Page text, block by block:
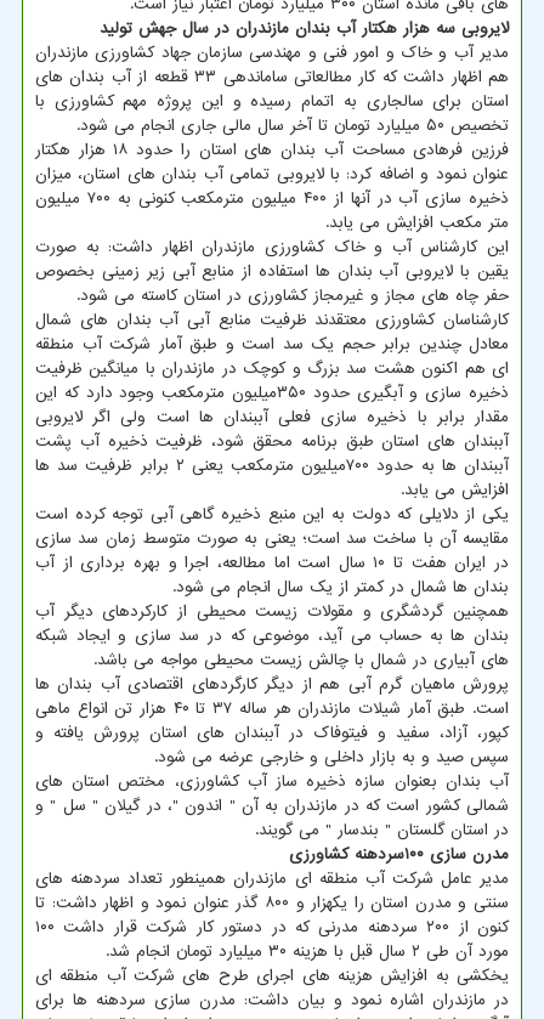
لایروبی سه هزار هکتار آب بندان مازندران در سال جهش تولید
مدیر آب و خاک و امور فنی و مهندسی سازمان جهاد کشاورزی مازندران
هم اظهار داشت که کار مطالعاتی ساماندهی ۳۳ قطعه از آب بندان های
استان برای سالجاری به اتمام رسیده و این پروژه مهم کشاورزی با
تخصیص ۵۰ میلیارد تومان تا آخر سال مالی جاری انجام می شود.
فرزین فرهادی مساحت آب بندان های استان را حدود ۱۸ هزار هکتار
عنوان نمود و اضافه کرد: با لایروبی تمامی آب بندان های استان، میزان
ذخیره سازی آب در آنها از ۴۰۰ میلیون مترمکعب کنونی به ۷۰۰ میلیون
متر مکعب افزایش می یابد.
این کارشناس آب و خاک کشاورزی مازندران اظهار داشت: به صورت
یقین با لایروبی آب بندان ها استفاده از منابع آبی زیر زمینی بخصوص
حفر چاه های مجاز و غیرمجاز کشاورزی در استان کاسته می شود.
کارشناسان کشاورزی معتقدند ظرفیت منابع آبی آب بندان های شمال
معادل چندین برابر حجم یک سد است و طبق آمار شرکت آب منطقه
ای هم اکنون هشت سد بزرگ و کوچک در مازندران با میانگین ظرفیت
ذخیره سازی و آبگیری حدود ۳۵۰میلیون مترمکعب وجود دارد که این
مقدار برابر با ذخیره سازی فعلی آببندان ها است ولی اگر لایروبی
آببندان های استان طبق برنامه محقق شود، ظرفیت ذخیره آب پشت
آببندان ها به حدود ۷۰۰میلیون مترمکعب یعنی ۲ برابر ظرفیت سد ها
افزایش می یابد.
یکی از دلایلی که دولت به این منبع ذخیره گاهی آبی توجه کرده است
مقایسه آن با ساخت سد است؛ یعنی به صورت متوسط زمان سد سازی
در ایران هفت تا ۱۰ سال است اما مطالعه، اجرا و بهره برداری از آب
بندان ها شمال در کمتر از یک سال انجام می شود.
همچنین گردشگری و مقولات زیست محیطی از کارکردهای دیگر آب
بندان ها به حساب می آید، موضوعی که در سد سازی و ایجاد شبکه
های آبیاری در شمال با چالش زیست محیطی مواجه می باشد.
پرورش ماهیان گرم آبی هم از دیگر کارگردهای اقتصادی آب بندان ها
است. طبق آمار شیلات مازندران هر ساله ۳۷ تا ۴۰ هزار تن انواع ماهی
کپور، آزاد، سفید و فیتوفاک در آببندان های استان پرورش یافته و
سپس صید و به بازار داخلی و خارجی عرضه می شود.
آب بندان بعنوان سازه ذخیره ساز آب کشاورزی، مختص استان های
شمالی کشور است که در مازندران به آن " اندون "، در گیلان " سل " و
در استان گلستان " بندسار " می گویند.
مدرن سازی ۱۰۰سردهنه کشاورزی
مدیر عامل شرکت آب منطقه ای مازندران همینطور تعداد سردهنه های
سنتی و مدرن استان را یکهزار و ۸۰۰ گذر عنوان نمود و اظهار داشت: تا
کنون از ۲۰۰ سردهنه مدرنی که در دستور کار شرکت قرار داشت ۱۰۰
مورد آن طی ۲ سال قبل با هزینه ۳۰ میلیارد تومان انجام شد.
یخکشی به افزایش هزینه های اجرای طرح های شرکت آب منطقه ای
در مازندران اشاره نمود و بیان داشت: مدرن سازی سردهنه ها برای